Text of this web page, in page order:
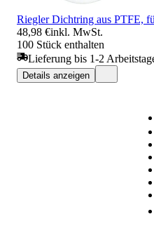
Riegler Dichtring aus PTFE,
48,98 €inkl. MwSt.
100 Stück enthalten
Lieferung bis 1-2
Details anzeigen